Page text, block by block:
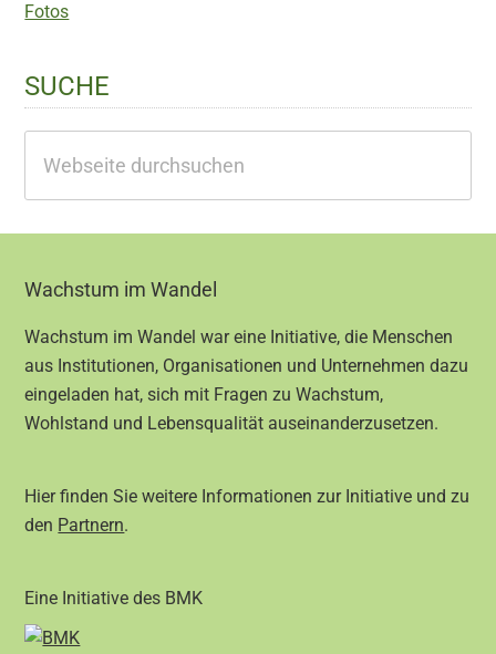
Fotos
SUCHE
durchsuchen
Footer
Wachstum im Wandel
Wachstum im Wandel war eine Initiative, die Menschen
aus Institutionen, Organisationen und Unternehmen dazu
eingeladen hat, sich mit Fragen zu Wachstum,
Wohlstand und Lebensqualität auseinanderzusetzen.
Hier finden Sie weitere Informationen zur Initiative und zu
den Partnern.
Eine Initiative des BMK